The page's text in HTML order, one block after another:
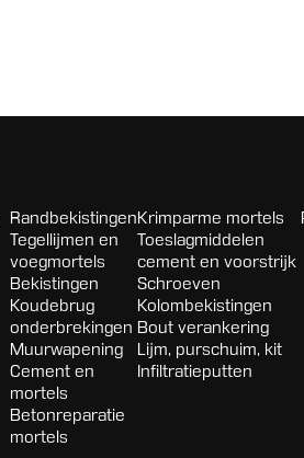
Randbekistingen
Tegellijmen en
voegmortels
Bekistingen
Koudebrug
onderbrekingen
Muurwapening
Cement en
mortels
Betonreparatie
mortels
Krimparme mortels
Toeslagmiddelen
cement en voorstrijk
Schroeven
Kolombekistingen
Bout verankering
Lijm, purschuim, kit
Infiltratieputten